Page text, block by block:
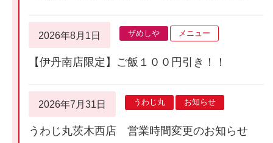
2026年8月1日 ザめしや メニュー
【伊丹南店限定】ご飯１００円引き！！
2026年7月31日 うわじ丸 お知らせ
うわじ丸茨木西店 営業時間変更のお知らせ